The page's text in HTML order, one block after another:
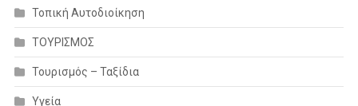
Τοπική Αυτοδιοίκηση
ΤΟΥΡΙΣΜΟΣ
Τουρισμός – Ταξίδια
Υγεία